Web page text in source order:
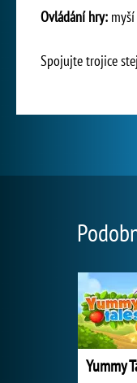
Ovládání hry: myší
Spojujte trojice
Yummy